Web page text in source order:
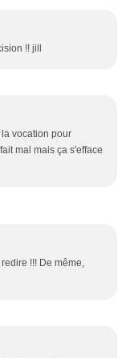
!! jill
vocation pour
mal mais ça s'efface
!!! De même,